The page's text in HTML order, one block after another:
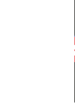
INFANTILE
ASSENZA